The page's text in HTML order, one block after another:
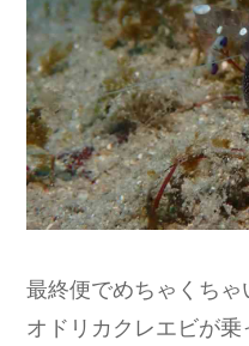
最終便でめちゃくち
オドリカクレエビが